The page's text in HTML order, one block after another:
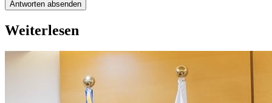
Antworten absenden
Weiterlesen